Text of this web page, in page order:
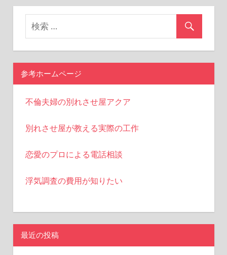
参考ホームページ
不倫夫婦の別れさせ屋アクア
別れさせ屋が教える実際の工作
恋愛のプロによる電話相談
浮気調査の費用が知りたい
最近の投稿